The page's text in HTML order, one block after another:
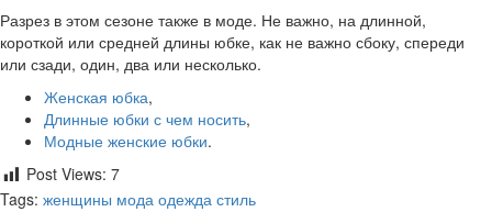
Разрез в этом сезоне также в моде. Не важно, на длинной,
короткой или средней длины юбке, как не важно сбоку, спереди
или сзади, один, два или несколько.
Женская юбка,
Длинные юбки с чем носить,
Модные женские юбки.
Post Views: 7
Tags: женщины мода одежда стиль